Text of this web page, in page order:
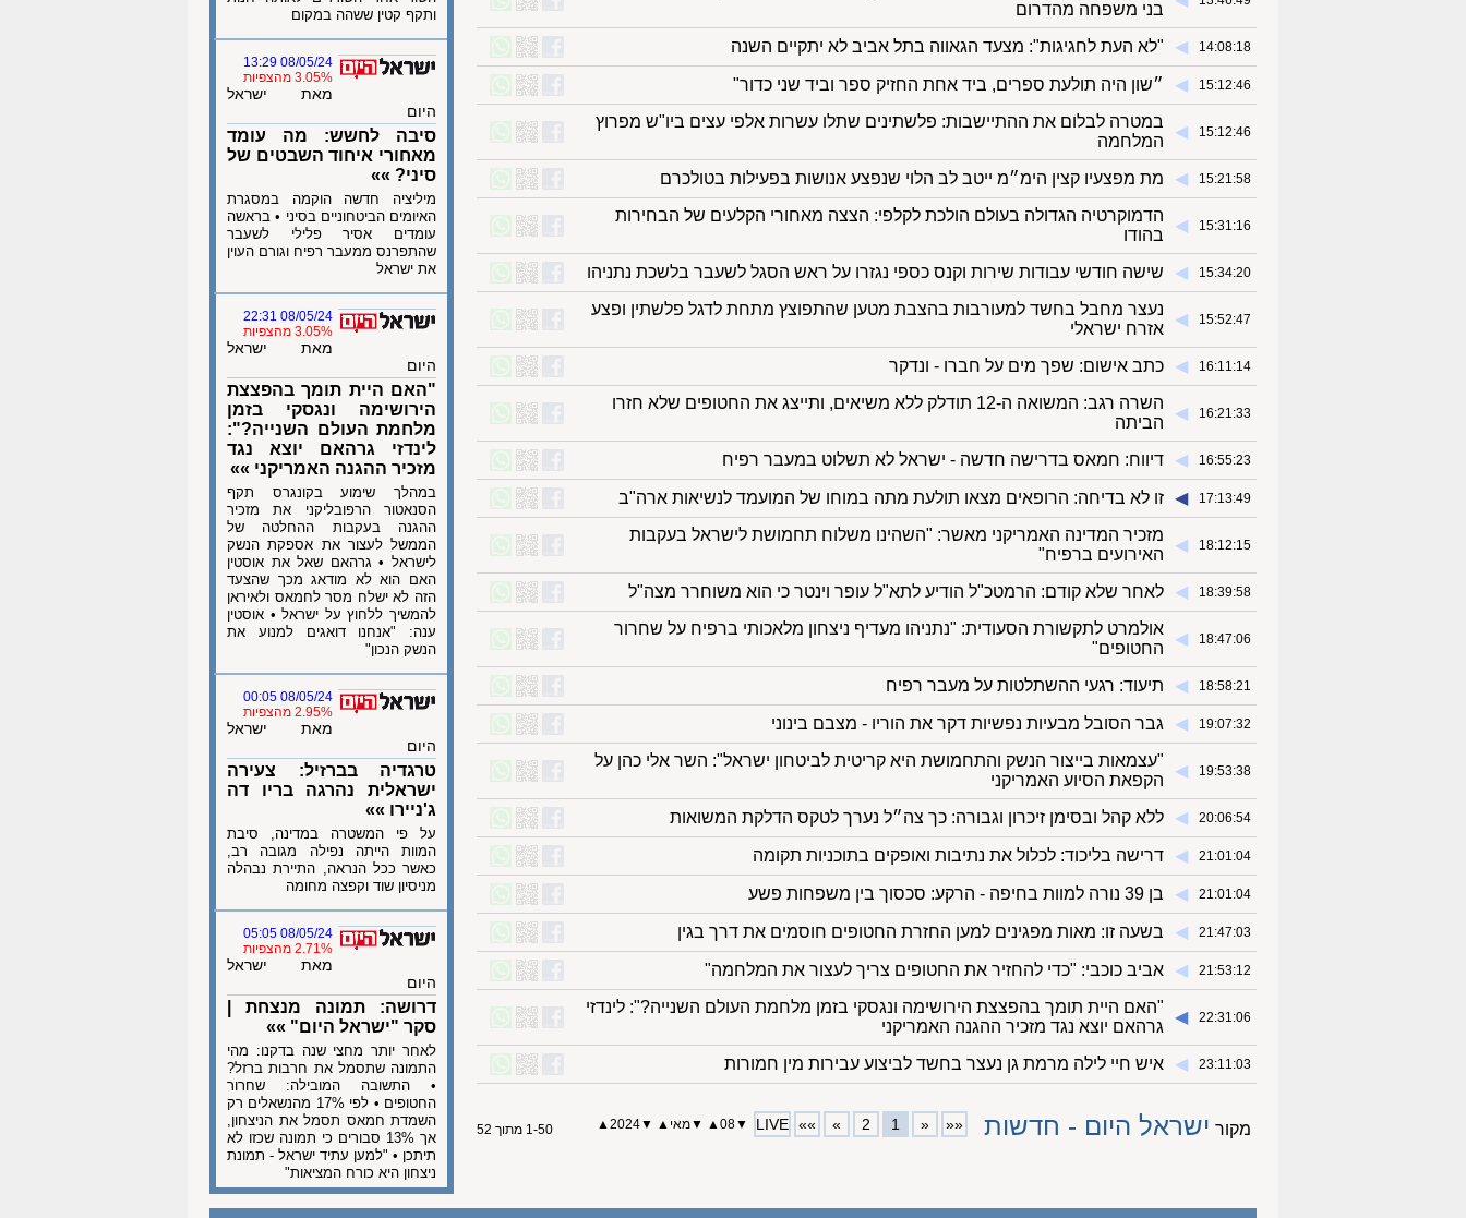
בני משפחה מהדרום
14:08:18
◀︎ "לא העת לחגיגות": מצעד הגאווה בתל אביב לא יתקיים השנה
15:12:46
◀︎ ״שון היה תולעת ספרים, ביד אחת החזיק ספר וביד שני כדור"
15:12:46
◀︎
במטרה לבלום את ההתיישבות: פלשתינים שתלו עשרות אלפי עצים ביו"ש מפרוץ
המלחמה
15:21:58
◀︎ מת מפצעיו קצין הימ״מ ייטב לב הלוי שנפצע אנושות בפעילות בטולכרם
15:31:16
◀︎
הדמוקרטיה הגדולה בעולם הולכת לקלפי: הצצה מאחורי הקלעים של הבחירות
בהודו
15:34:20
◀︎ שישה חודשי עבודות שירות וקנס כספי נגזרו על ראש הסגל לשעבר בלשכת נתניהו
15:52:47
◀︎
נעצר מחבל בחשד למעורבות בהצבת מטען שהתפוצץ מתחת לדגל פלשתין ופצע
אזרח ישראלי
16:11:14
◀︎ כתב אישום: שפך מים על חברו - ונדקר
16:21:33
◀︎
השרה רגב: המשואה ה-12 תודלק ללא משיאים, ותייצג את החטופים שלא חזרו
הביתה
16:55:23
◀︎ דיווח: חמאס בדרישה חדשה - ישראל לא תשלוט במעבר רפיח
17:13:49
◀︎ זו לא בדיחה: הרופאים מצאו תולעת מתה במוחו של המועמד לנשיאות ארה"ב
18:12:15
◀︎
מזכיר המדינה האמריקני מאשר: "השהינו משלוח תחמושת לישראל בעקבות
האירועים ברפיח"
18:39:58
◀︎ לאחר שלא קודם: הרמטכ"ל הודיע לתא"ל עופר וינטר כי הוא משוחרר מצה"ל
18:47:06
◀︎
אולמרט לתקשורת הסעודית: "נתניהו מעדיף ניצחון מלאכותי ברפיח על שחרור
החטופים"
18:58:21
◀︎ תיעוד: רגעי ההשתלטות על מעבר רפיח
19:07:32
◀︎ גבר הסובל מבעיות נפשיות דקר את הוריו - מצבם בינוני
19:53:38
◀︎
"עצמאות בייצור הנשק והתחמושת היא קריטית לביטחון ישראל": השר אלי כהן על
הקפאת הסיוע האמריקני
20:06:54
◀︎ ללא קהל ובסימן זיכרון וגבורה: כך צה״ל נערך לטקס הדלקת המשואות
21:01:04
◀︎ דרישה בליכוד: לכלול את נתיבות ואופקים בתוכניות תקומה
21:01:04
◀︎ בן 39 נורה למוות בחיפה - הרקע: סכסוך בין משפחות פשע
21:47:03
◀︎ בשעה זו: מאות מפגינים למען החזרת החטופים חוסמים את דרך בגין
21:53:12
◀︎ אביב כוכבי: "כדי להחזיר את החטופים צריך לעצור את המלחמה"
22:31:06
◀︎
"האם היית תומך בהפצצת הירושימה ונגסקי בזמן מלחמת העולם השנייה?": לינדזי
גרהאם יוצא נגד מזכיר ההגנה האמריקני
23:11:03
◀︎ איש חיי לילה מרמת גן נעצר בחשד לביצוע עבירות מין חמורות
מקור ישראל היום - חדשות ««
«
1
2
»
»»
LIVE
▼
08
▲
▼מאי ▲
▼
2024
▲ 1-50 מתוך 52
ותקף קטין ששהה במקום
08/05/24 13:29
3.05% מהצפיות
מאת ישראל
היום
סיבה לחשש: מה עומד
מאחורי איחוד השבטים של
סיני? »»
מיליציה חדשה הוקמה במסגרת
האיומים הביטחוניים בסיני • בראשה
עומדים אסיר פלילי לשעבר
שהתפרנס ממעבר רפיח וגורם העוין
את ישראל
08/05/24 22:31
3.05% מהצפיות
מאת ישראל
היום
"האם היית תומך בהפצצת
הירושימה ונגסקי בזמן
מלחמת העולם השנייה?":
לינדזי גרהאם יוצא נגד
מזכיר ההגנה האמריקני »»
במהלך שימוע בקונגרס תקף
הסנאטור הרפובליקני את מזכיר
ההגנה בעקבות ההחלטה של
הממשל לעצור את אספקת הנשק
לישראל • גרהאם שאל את אוסטין
האם הוא לא מודאג מכך שהצעד
הזה לא ישלח מסר לחמאס ולאיראן
להמשיך ללחוץ על ישראל • אוסטין
ענה: "אנחנו דואגים למנוע את
הנשק הנכון"
08/05/24 00:05
2.95% מהצפיות
מאת ישראל
היום
טרגדיה בברזיל: צעירה
ישראלית נהרגה בריו דה
ג'ניירו »»
על פי המשטרה במדינה, סיבת
המוות הייתה נפילה מגובה רב,
כאשר ככל הנראה, התיירת נבהלה
מניסיון שוד וקפצה מחומה
08/05/24 05:05
2.71% מהצפיות
מאת ישראל
היום
דרושה: תמונה מנצחת |
סקר "ישראל היום" »»
לאחר יותר מחצי שנה בדקנו: מהי
התמונה שתסמל את חרבות ברזל?
• התשובה המובילה: שחרור
החטופים • לפי 17% מהנשאלים רק
השמדת חמאס תסמל את הניצחון,
אך 13% סבורים כי תמונה שכזו לא
תיתכן • "למען עתיד ישראל - תמונת
ניצחון היא כורח המציאות"